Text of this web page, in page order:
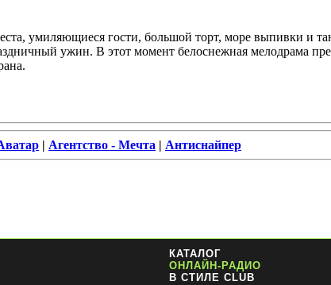
умиляющиеся гости, большой торт, море выпивки и
ужин. В этот момент белоснежная мелодрама
| Агентство - Мечта | Антиснайпер
КАТАЛОГ
ОНЛАЙН-РАДИО
В СТИЛЕ CLUB